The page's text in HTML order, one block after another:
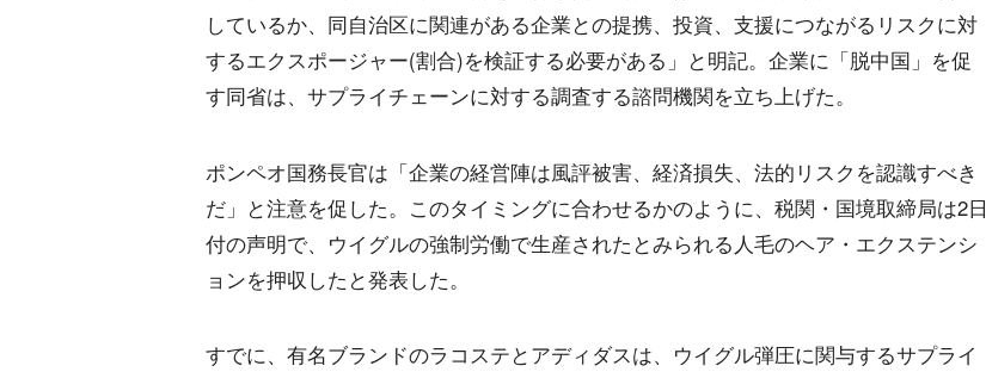
しているか、同自治区に関連がある企業との提携、投資、支援につながるリスクに対
するエクスポージャー(割合)を検証する必要がある」と明記。企業に「脱中国」を促
す同省は、サプライチェーンに対する調査する諮問機関を立ち上げた。
ポンペオ国務長官は「企業の経営陣は風評被害、経済損失、法的リスクを認識すべき
だ」と注意を促した。このタイミングに合わせるかのように、税関・国境取締局は2日
付の声明で、ウイグルの強制労働で生産されたとみられる人毛のヘア・エクステンシ
ョンを押収したと発表した。
すでに、有名ブランドのラコステとアディダスは、ウイグル弾圧に関与するサプライ